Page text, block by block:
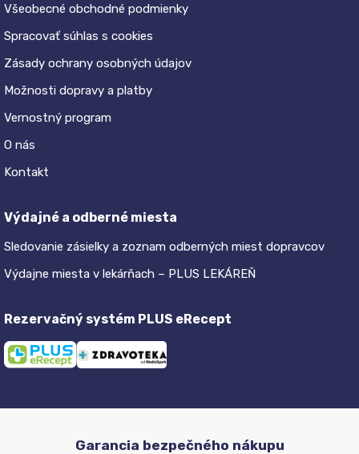
Všeobecné obchodné podmienky
Spracovať súhlas s cookies
Zásady ochrany osobných údajov
Možnosti dopravy a platby
Vernostný program
O nás
Kontakt
Výdajné a odberné miesta
Sledovanie zásielky a zoznam odberných miest dopravcov
Výdajne miesta v lekárňach – PLUS LEKÁREŇ
Rezervačný systém PLUS eRecept
Garancia bezpečného nákupu